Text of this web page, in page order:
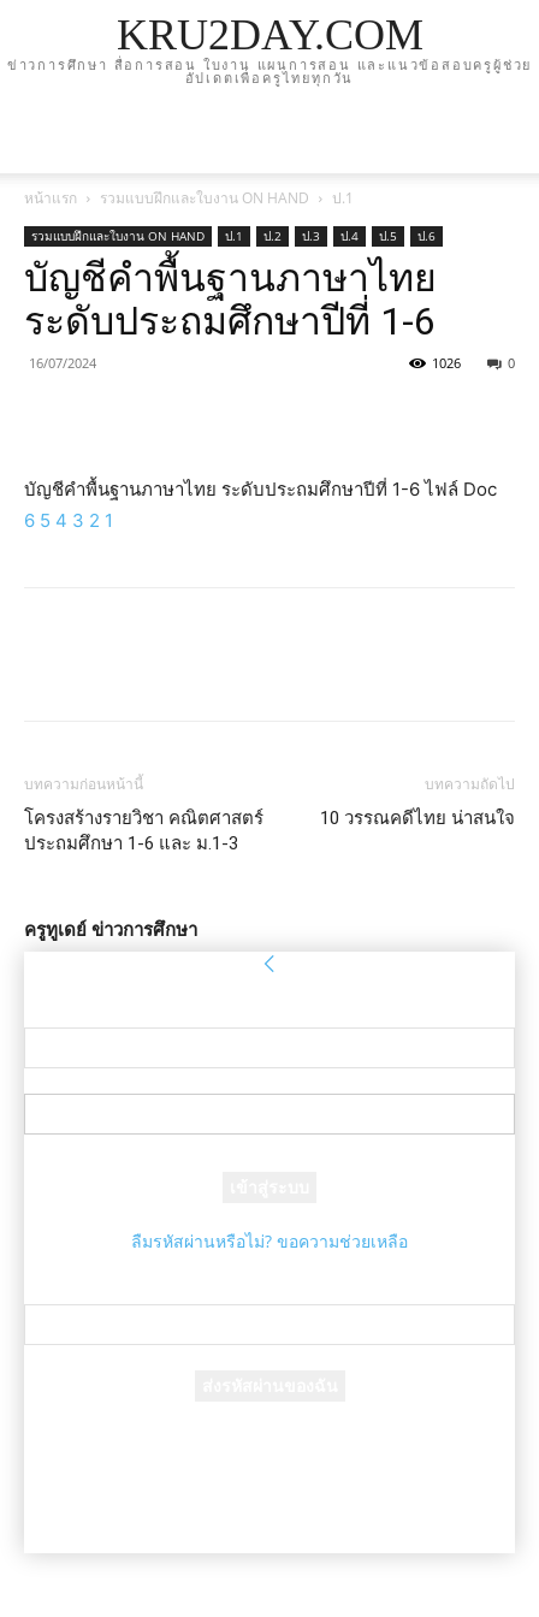
KRU2DAY.COM
ข่าวการศึกษา สื่อการสอน ใบงาน แผนการสอน และแนวข้อสอบครูผู้ช่วย
อัปเดตเพื่อครูไทยทุกวัน
หน้าแรก รวมแบบฝึกและใบงาน ON HAND ป.1
รวมแบบฝึกและใบงาน ON HAND ป.1 ป.2 ป.3 ป.4 ป.5 ป.6
บัญชีคำพื้นฐานภาษาไทย
ระดับประถมศึกษาปีที่ 1-6
16/07/2024 0
1026
บัญชีคำพื้นฐานภาษาไทย ระดับประถมศึกษาปีที่ 1-6 ไฟล์ Doc
6 5 4 3 2 1
บทความก่อนหน้านี้
โครงสร้างรายวิชา คณิตศาสตร์
ประถมศึกษา 1-6 และ ม.1-3
บทความถัดไป
10 วรรณคดีไทย น่าสนใจ
ครูทูเดย์ ข่าวการศึกษา
ลืมรหัสผ่านหรือไม่? ขอความช่วยเหลือ